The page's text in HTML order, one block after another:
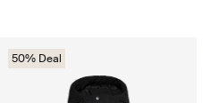
50% Deal